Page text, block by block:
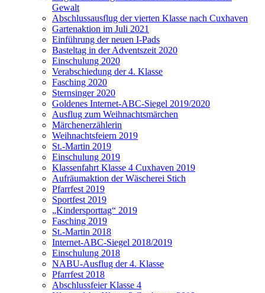
Gewalt
Abschlussausflug der vierten Klasse nach Cuxhaven
Gartenaktion im Juli 2021
Einführung der neuen I-Pads
Basteltag in der Adventszeit 2020
Einschulung 2020
Verabschiedung der 4. Klasse
Fasching 2020
Sternsinger 2020
Goldenes Internet-ABC-Siegel 2019/2020
Ausflug zum Weihnachtsmärchen
Märchenerzählerin
Weihnachtsfeiern 2019
St.-Martin 2019
Einschulung 2019
Klassenfahrt Klasse 4 Cuxhaven 2019
Aufräumaktion der Wäscherei Stich
Pfarrfest 2019
Sportfest 2019
„Kindersporttag“ 2019
Fasching 2019
St.-Martin 2018
Internet-ABC-Siegel 2018/2019
Einschulung 2018
NABU-Ausflug der 4. Klasse
Pfarrfest 2018
Abschlussfeier Klasse 4